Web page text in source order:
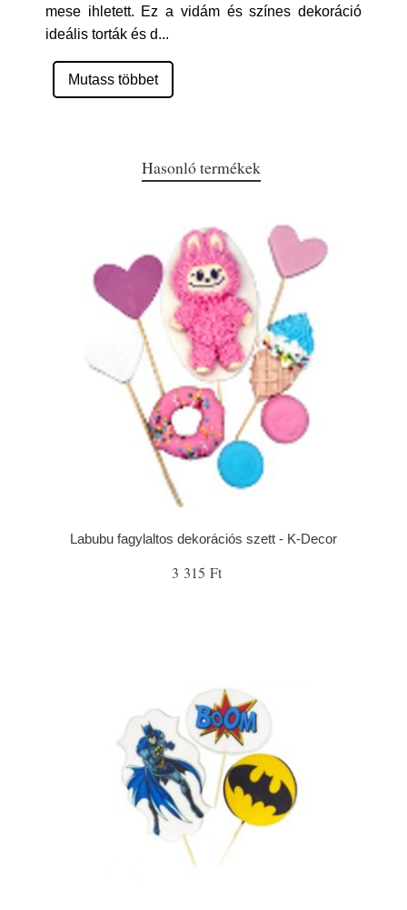
mese ihletett. Ez a vidám és színes dekoráció
ideális torták és d...
Mutass többet
Hasonló termékek
Labubu fagylaltos dekorációs szett - K-Decor
3 315 Ft